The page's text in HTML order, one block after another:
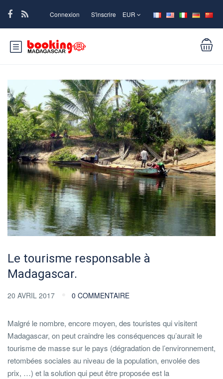
Connexion S'inscrire EUR
Le tourisme responsable à
Madagascar.
20 AVRIL 2017 0 COMMENTAIRE
Malgré le nombre, encore moyen, des touristes qui visitent
Madagascar, on peut craindre les conséquences qu’aurait le
tourisme de masse sur le pays (dégradation de l’environnement,
retombées sociales au niveau de la population, envolée des
prix, …) et la solution qui peut être proposée est la